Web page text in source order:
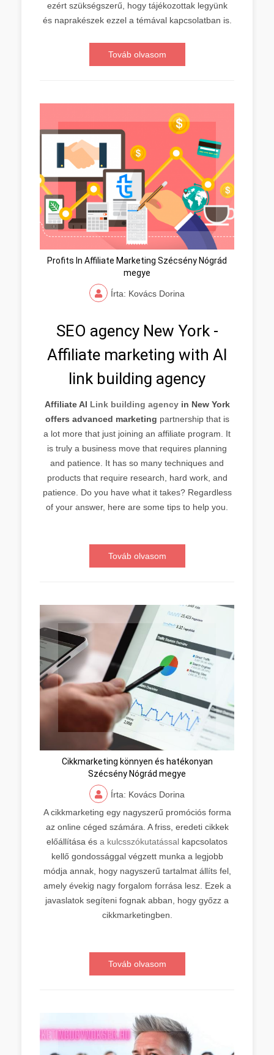
ezért szükségszerű, hogy tájékozottak legyünk
és naprakészek ezzel a témával kapcsolatban is.
Továb olvasom
Profits In Affiliate Marketing Szécsény Nógrád
megye
Írta: Kovács Dorina
SEO agency New York -
Affiliate marketing with AI
link building agency
Affiliate AI Link building agencyin New York
offers advanced marketing partnership that is
a lot more that just joining an affiliate program. It
is truly a business move that requires planning
and patience. It has so many techniques and
products that require research, hard work, and
patience. Do you have what it takes? Regardless
of your answer, here are some tips to help you.
Továb olvasom
Cikkmarketing könnyen és hatékonyan
Szécsény Nógrád megye
Írta: Kovács Dorina
A cikkmarketing egy nagyszerű promóciós forma
az online céged számára. A friss, eredeti cikkek
előállítása és a kulcsszókutatással kapcsolatos
kellő gondossággal végzett munka a legjobb
módja annak, hogy nagyszerű tartalmat állíts fel,
amely évekig nagy forgalom forrása lesz. Ezek a
javaslatok segíteni fognak abban, hogy győzz a
cikkmarketingben.
Továb olvasom